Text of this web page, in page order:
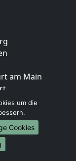
am Main
um die
Cookies